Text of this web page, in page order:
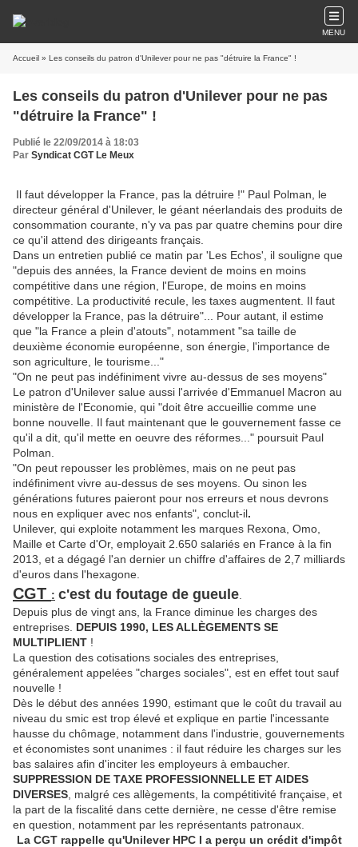
MENU
Accueil » Les conseils du patron d'Unilever pour ne pas "détruire la France" !
Les conseils du patron d'Unilever pour ne pas
"détruire la France" !
Publié le 22/09/2014 à 18:03
Par Syndicat CGT Le Meux
Il faut développer la France, pas la détruire !" Paul Polman, le
directeur général d'Unilever, le géant néerlandais des produits de
consommation courante, n'y va pas par quatre chemins pour dire
ce qu'il attend des dirigeants français.
Dans un entretien publié ce matin par 'Les Echos', il souligne que
"depuis des années, la France devient de moins en moins
compétitive dans une région, l'Europe, de moins en moins
compétitive. La productivité recule, les taxes augmentent. Il faut
développer la France, pas la détruire"... Pour autant, il estime
que "la France a plein d'atouts", notamment "sa taille de
deuxième économie européenne, son énergie, l'importance de
son agriculture, le tourisme..."
"On ne peut pas indéfiniment vivre au-dessus de ses moyens"
Le patron d'Unilever salue aussi l'arrivée d'Emmanuel Macron au
ministère de l'Economie, qui "doit être accueillie comme une
bonne nouvelle. Il faut maintenant que le gouvernement fasse ce
qu'il a dit, qu'il mette en oeuvre des réformes..." poursuit Paul
Polman.
"On peut repousser les problèmes, mais on ne peut pas
indéfiniment vivre au-dessus de ses moyens. Ou sinon les
générations futures paieront pour nos erreurs et nous devrons
nous en expliquer avec nos enfants", conclut-il.
Unilever, qui exploite notamment les marques Rexona, Omo,
Maille et Carte d'Or, employait 2.650 salariés en France à la fin
2013, et a dégagé l'an dernier un chiffre d'affaires de 2,7 milliards
d'euros dans l'hexagone.
CGT : c'est du foutage de gueule
Depuis plus de vingt ans, la France diminue les charges des
entreprises. DEPUIS 1990, LES ALLÈGEMENTS SE
MULTIPLIENT !
La question des cotisations sociales des entreprises,
généralement appelées "charges sociales", est en effet tout sauf
nouvelle !
Dès le début des années 1990, estimant que le coût du travail au
niveau du smic est trop élevé et explique en partie l'incessante
hausse du chômage, notamment dans l'industrie, gouvernements
et économistes sont unanimes : il faut réduire les charges sur les
bas salaires afin d'inciter les employeurs à embaucher.
SUPPRESSION DE TAXE PROFESSIONNELLE ET AIDES
DIVERSES , malgré ces allègements, la compétitivité française, et
la part de la fiscalité dans cette dernière, ne cesse d'être remise
en question, notamment par les représentants patronaux.
La CGT rappelle qu'Unilever HPC I a perçu un crédit d'impôt